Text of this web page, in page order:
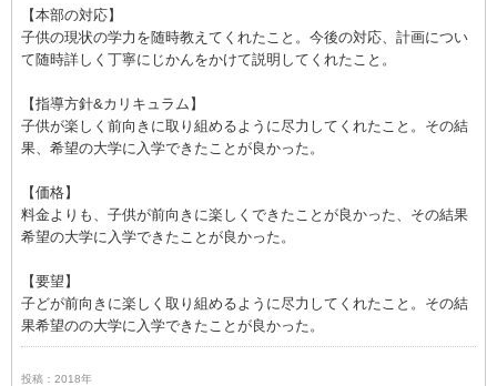
【本部の対応】
子供の現状の学力を随時教えてくれたこと。今後の対応、計画につい
て随時詳しく丁寧にじかんをかけて説明してくれたこと。
【指導方針&カリキュラム】
子供が楽しく前向きに取り組めるように尽力してくれたこと。その結
果、希望の大学に入学できたことが良かった。
【価格】
料金よりも、子供が前向きに楽しくできたことが良かった、その結果
希望の大学に入学できたことが良かった。
【要望】
子どが前向きに楽しく取り組めるように尽力してくれたこと。その結
果希望のの大学に入学できたことが良かった。
投稿：2018年